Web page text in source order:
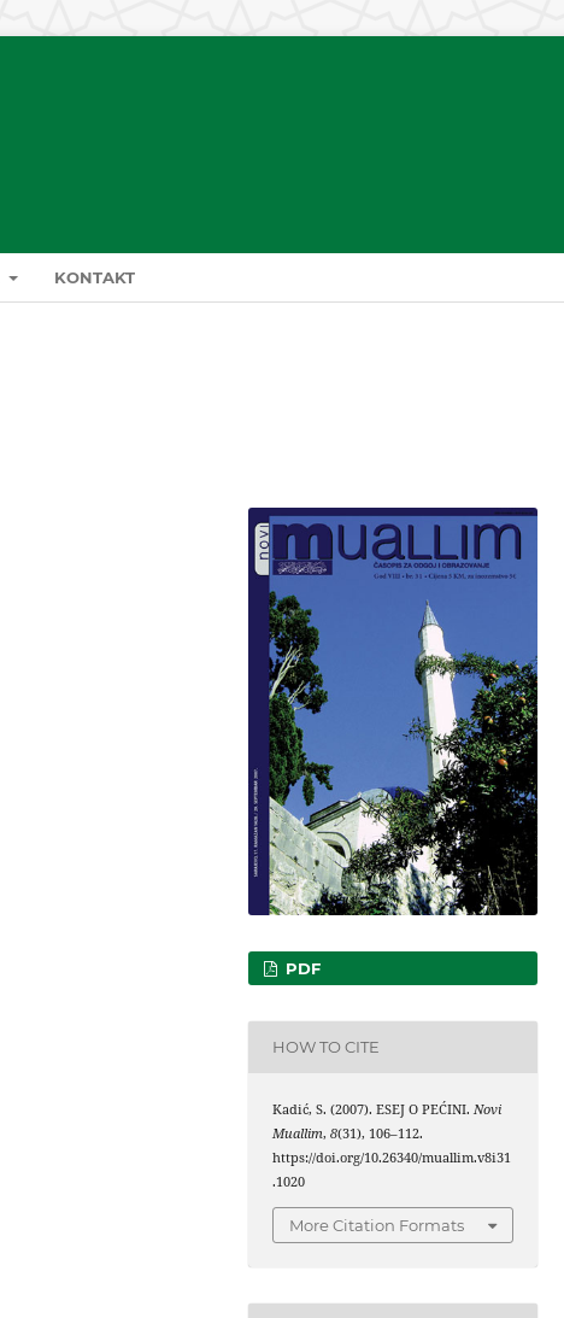
KONTAKT
PDF
HOW TO CITE
Kadić, S. (2007). ESEJ O PEĆINI.Novi
Muallim,8(31), 106–112.
https://doi.org/10.26340/muallim.v8i31
.1020
More Citation Formats